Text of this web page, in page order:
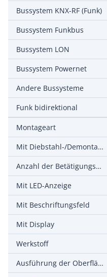
Bussystem KNX-RF (Funk)
Bussystem Funkbus
Bussystem LON
Bussystem Powernet
Andere Bussysteme
Funk bidirektional
Montageart
Mit Diebstahl-/Demontageschutz
Anzahl der Betätigungspunkte
Mit LED-Anzeige
Mit Beschriftungsfeld
Mit Display
Werkstoff
Ausführung der Oberfläche